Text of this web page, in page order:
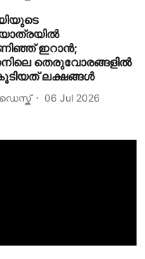
ഇറാന്‍;
തെരുവോരങ്ങളില്‍
ലക്ഷങ്ങള്‍
06 Jul 2026